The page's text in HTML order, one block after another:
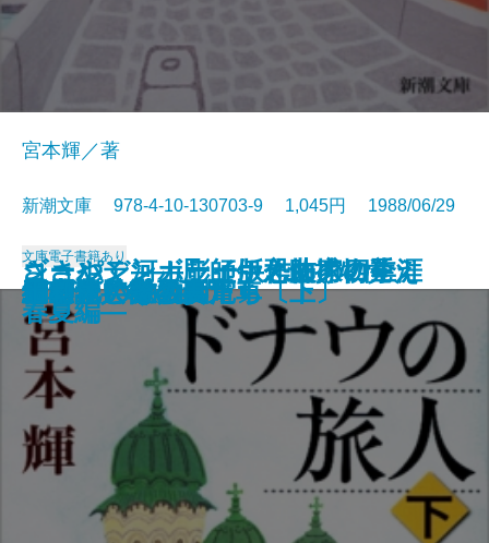
新編 風の又三郎
あばれ狼
脱出
むかしの味
ガープの世界〔上〕
ガープの世界〔下〕
ささやく河―彫師伊之助捕物覚え
―
生きている源八
ショパン―カラー版作曲家の生涯
―
ドナウの旅人〔上〕
宮本輝／著
新潮文庫 978-4-10-130703-9 1,045円 1988/06/29
文庫電子書籍あり
ドナウの旅人〔下〕
雪の花
編笠十兵衛〔上〕
編笠十兵衛〔下〕
欲望という名の電車
ガラスの動物園
ゴールデンボーイ―恐怖の四季
春夏編―
日本語 表と裏
千利休とその妻たち〔上〕
千利休とその妻たち〔下〕